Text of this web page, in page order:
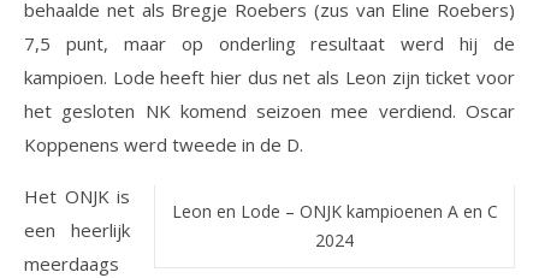
behaalde net als Bregje Roebers (zus van Eline Roebers)
7,5 punt, maar op onderling resultaat werd hij de
kampioen. Lode heeft hier dus net als Leon zijn ticket voor
het gesloten NK komend seizoen mee verdiend. Oscar
Koppenens werd tweede in de D.
Leon en Lode – ONJK kampioenen A en C
2024
Het ONJK is
een heerlijk
meerdaags